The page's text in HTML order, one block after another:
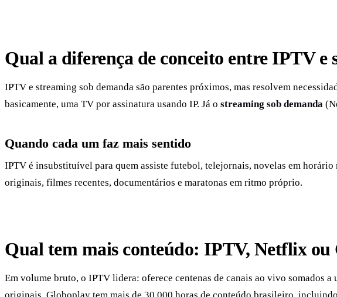
Qual a diferença de conceito entre IPTV e
IPTV e streaming sob demanda são parentes próximos, mas resolvem
basicamente, uma TV por assinatura usando IP. Já o streaming sob demanda
Quando cada um faz mais sentido
IPTV é insubstituível para quem assiste futebol, telejornais, novelas em
originais, filmes recentes, documentários e maratonas em ritmo próprio.
Qual tem mais conteúdo: IPTV, Netflix ou
Em volume bruto, o IPTV lidera: oferece centenas de canais ao vivo somados